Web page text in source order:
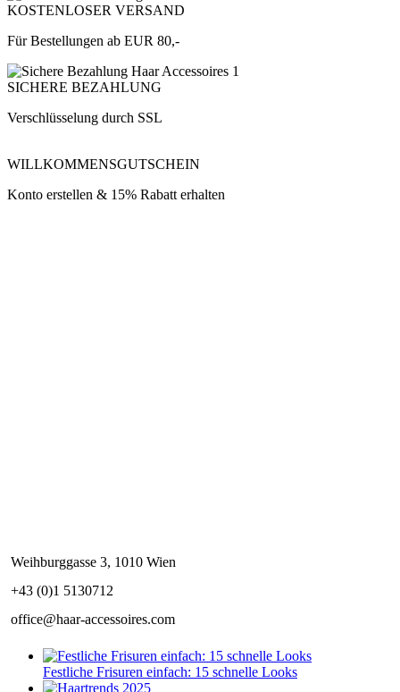
KOSTENLOSER VERSAND
Für Bestellungen ab EUR 80,-
SICHERE BEZAHLUNG
Verschlüsselung durch SSL
WILLKOMMENSGUTSCHEIN
Konto erstellen & 15% Rabatt erhalten
Weihburggasse 3, 1010 Wien
+43 (0)1 5130712
office@haar-accessoires.com
Festliche Frisuren einfach: 15 schnelle Looks